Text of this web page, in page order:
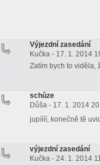
Výjezdní zasedání
Kučka - 17. 1. 2014
Zatím bych to viděla,
schůze
Důša - 17. 1. 2014
jupíííí, konečně tě
výjezdní zasedání
Kučka - 24. 1. 2014